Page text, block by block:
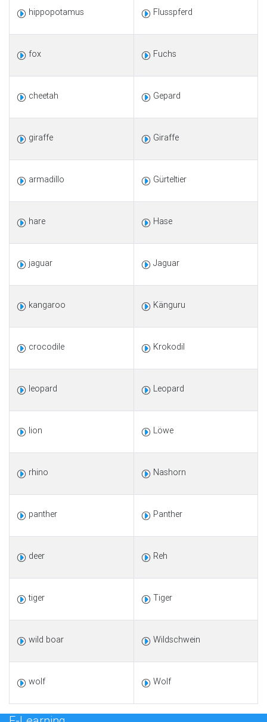
hippopotamus Flusspferd
fox Fuchs
cheetah Gepard
giraffe Giraffe
armadillo Gürteltier
hare Hase
jaguar Jaguar
kangaroo Känguru
crocodile Krokodil
leopard Leopard
lion Löwe
rhino Nashorn
panther Panther
deer Reh
tiger Tiger
wild boar Wildschwein
wolf Wolf